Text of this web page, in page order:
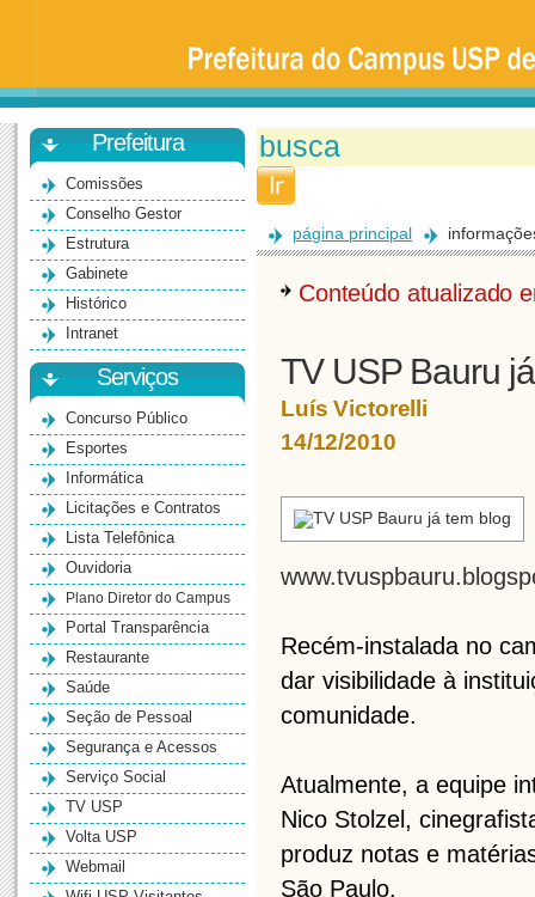
Universidade
São
Paulo
-
BauruPrefeitura
Comissões
Conselho Gestor
Estrutura
Gabinete
Histórico
Intranet
Serviços
Concurso Público
Esportes
Informática
Licitações e Contratos
Lista Telefônica
Ouvidoria
Plano Diretor do Campus
Portal Transparência
Restaurante
Saúde
Seção de Pessoal
Segurança e Acessos
Serviço Social
TV USP
Volta USP
Webmail
página principal
Conteúdo atualizado
TV USP Bauru
Luís Victorelli
14/12/2010
Recém-instalada no
dar visibilidade à
comunidade.
Atualmente, a equipe
Nico Stolzel,
produz notas e
São Paulo.